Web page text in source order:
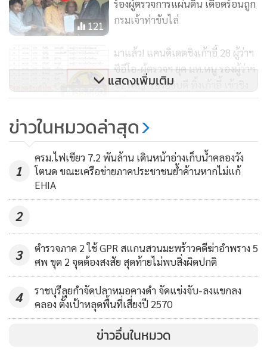
ดูแลบ้านรักษาเมืองร่วมกันทุกฝ่าย และช่วยกันรักษาการท่อง
เที่ยวให้เป็นไปอย่างยั่งยืนต่อไป
นางวาสนา ศรีกาญจนา นายกสมาคมธุรกิจการท่องเที่ยวหัวหิน
ชะอำ กล่าวว่า ที่มาของรางวัล Green Destinations Top 100
Stories เป็นการจัดอันดับโดยหน่วยงานระดับโลก Green
Destinations Foundation ประเทศเนเธอร์แลนด์ ร่วมกับคณะ
ผู้จัดงานส่งเสริมการท่องเที่ยวระดับโลก ITB กรุงเบอร์ลิน
ประเทศเยอรมนี ที่ให้การยอมรับระดับนานาชาติว่าแหล่งท่อง
เที่ยวที่ได้รับคัดเลือกนี้จะได้รับการประชาสัมพันธ์ไปยังเครือข่าย
ผู้ประกอบการท่องเที่ยวทั่วโลก รวมถึงการเผยแพร่ข่าวสารไปยัง
ขวาง นำไปสู่การดึงดูดนักท่องเที่ยวคุณภาพเข้าสู่ประเทศไทย ซึ่ง
ประเทศไทยได้รับรางวัลที่ติด TOP 100 ถึง 4 แห่ง ซึ่งการ
ประกาศผลครั้งนี้จะช่วยให้แหล่งท่องเที่ยว อ.หัวหิน กลายเป็นจุด
หมายปลายทางแห่งความยั่งยืน และส่งผลดีต่อภาพรวมของการ
ท่องเที่ยวจังหวัดประจวบคีรีขันธ์
121
ร้องผู้ตรวจการแผ่นดิน เดือดร้อนถูก
กรมเจ้าท่าขับไล่
35,560
มาแล้ว! แคนดิเดตชิงเก้าอี้ 28 ผู้ว่าฯ
ซีอีโอ-ผู้ตรวจฯ ยุค มท.หนู รองผู้ว่าฯ
จว.ใหญ่-รองอธิบดี ทิ้งเก้าอี้ เข้าชิง
พรึบ
2,002
รบไปยาวๆ! เยอรมนีเตรียมอัดงบ
ช่วย ‘กองทัพยูเครน’ เพิ่มอีกเท่าตัว
เป็น 8,000 ล้านยูโรในปี 2024
แสดงเพิ่มเติม
ข่าวในหมวดล่าสุด
1
ครม.ไฟเขียว 7.2 พันล้าน เดินหน้าอ่างเก็บน้ำคลองวัง
โตนด ขณะเครือข่ายภาคประชาชนย้ำค้านหากไม่แก้
EHIA
2
3
ตำรวจภาค 2 ใช้ GPR สแกนสวนมะพร้าวคดีฆ่าอำพราง 5
ศพ ขุด 2 จุดต้องสงสัย สุดท้ายไม่พบสิ่งผิดปกติ
4
ราชบุรีลุยกำจัดปลาหมอคางดำ จัดแข่งจับ-ลงแขกลง
คลอง ตั้งเป้าหลุดพื้นที่เสี่ยงปี 2570
ข่าวอื่นในหมวด